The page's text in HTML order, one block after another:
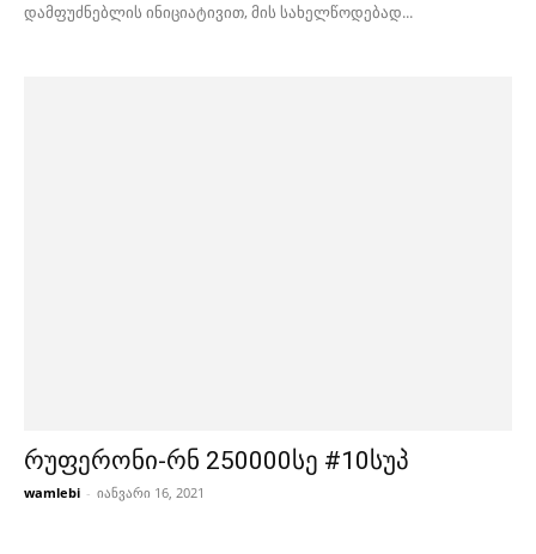
დამფუძნებლის ინიციატივით, მის სახელწოდებად...
რუფერონი-რნ 250000სე #10სუპ
wamlebi - იანვარი 16, 2021